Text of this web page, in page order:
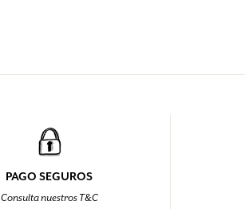
PAGO SEGUROS
Consulta nuestros T&C